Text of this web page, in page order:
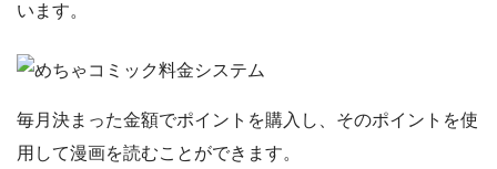
います。
毎月決まった金額でポイントを購入し、そのポイントを使
用して漫画を読むことができます。